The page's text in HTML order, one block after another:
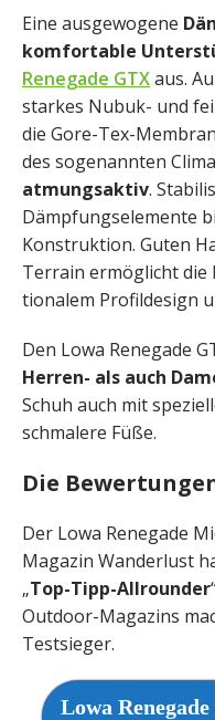
Eine ausgewogene
komfortable
Renegade GTXaus.
starkes Nubuk- und
die Gore-Tex-
des sogenannten
atmungsaktiv.
Dämpfungselemente
Konstruktion. Guten
Terrain ermöglicht
ti­onalem Profil­design
Den Lowa Renegade
Herren- als auch
Schuh auch mit
schmalere Füße.
Die
Der Lowa Renegade
Magazin Wanderlust
„Top-Tipp-Allrounder
Outdoor-Magazins
Testsieger.
Lowa